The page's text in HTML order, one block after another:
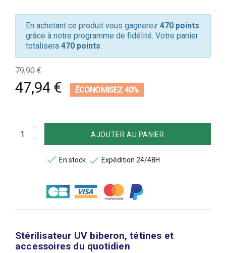
En achetant ce produit vous gagnerez 470 points
grâce à notre programme de fidélité. Votre panier
totalisera 470 points.
79,90 €
47,94 € ÉCONOMISEZ 40%
Stérilisateur UV biberon, tétines et
accessoires du quotidien
AJOUTER AU PANIER
 En stock  Expédition 24/48H